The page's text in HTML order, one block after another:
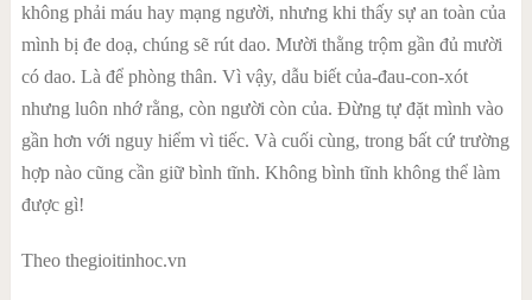
không phải máu hay mạng người, nhưng khi thấy sự an toàn của
mình bị đe doạ, chúng sẽ rút dao. Mười thằng trộm gần đủ mười
có dao. Là để phòng thân. Vì vậy, dẫu biết của-đau-con-xót
nhưng luôn nhớ rằng, còn người còn của. Đừng tự đặt mình vào
gần hơn với nguy hiểm vì tiếc. Và cuối cùng, trong bất cứ trường
hợp nào cũng cần giữ bình tĩnh. Không bình tĩnh không thể làm
được gì!
Theo thegioitinhoc.vn